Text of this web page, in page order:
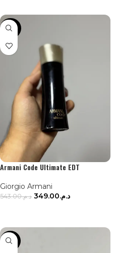
-36%
Armani Code Ultimate EDT
Giorgio Armani
د.م.543.00 د.م.349.00
-35%